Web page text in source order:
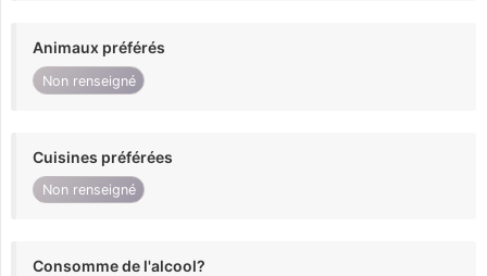
Animaux préférés
Non renseigné
Cuisines préférées
Non renseigné
Consomme de l'alcool?